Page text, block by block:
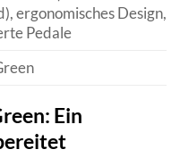
ergonomisches Design,
Pedale
Ein